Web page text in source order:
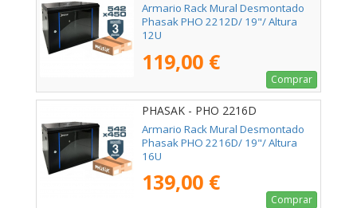
Armario Rack Mural Desmontado
Phasak PHO 2212D/ 19"/ Altura
12U
119,00 €
Comprar
PHASAK - PHO 2216D
Armario Rack Mural Desmontado
Phasak PHO 2216D/ 19"/ Altura
16U
139,00 €
Comprar